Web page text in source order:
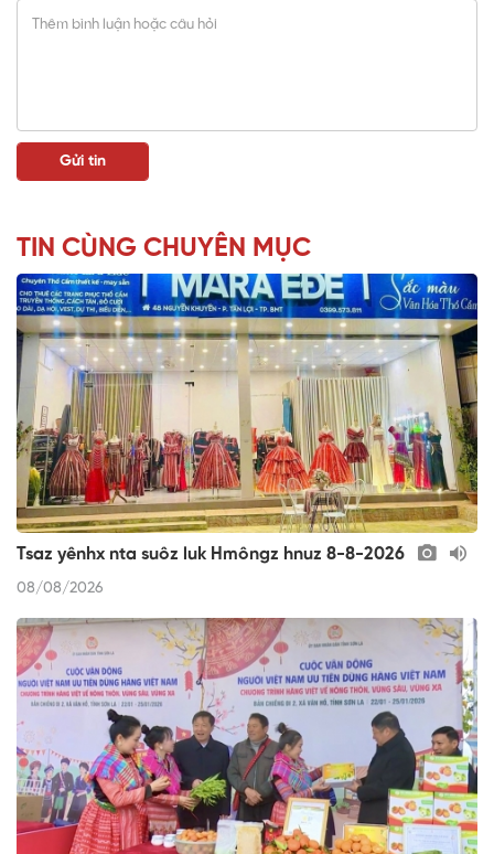
TIN CÙNG CHUYÊN MỤC
Tsaz yênhx nta suôz luk Hmôngz hnuz 8-8-2026
08/08/2026